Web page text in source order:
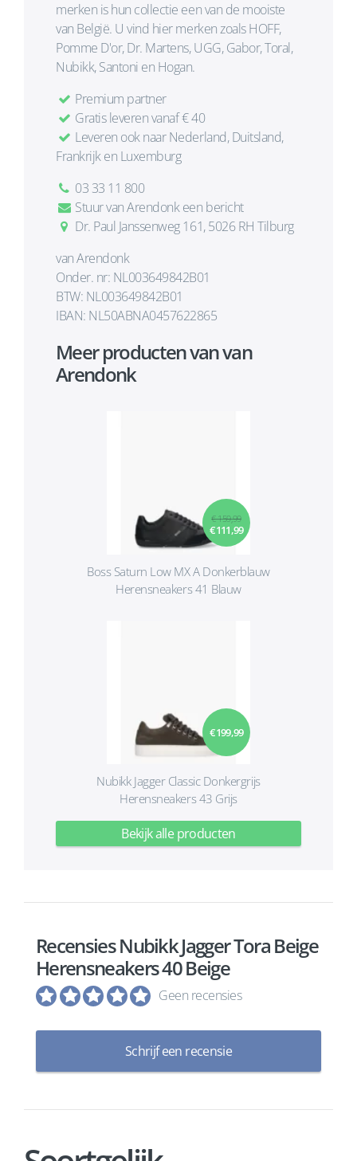
merken is hun collectie een van de mooiste
van België. U vind hier merken zoals HOFF,
Pomme D'or, Dr. Martens, UGG, Gabor, Toral,
Nubikk, Santoni en Hogan.
Premium partner
Gratis leveren vanaf € 40
Leveren ook naar Nederland, Duitsland,
Frankrijk en Luxemburg
03 33 11 800
Stuur van Arendonk een bericht
Dr. Paul Janssenweg 161, 5026 RH Tilburg
van Arendonk
Onder. nr: NL003649842B01
BTW: NL003649842B01
IBAN: NL50ABNA0457622865
Meer producten van van
Arendonk
€ 159,99
€ 111,99
Boss Saturn Low MX A Donkerblauw
Herensneakers 41 Blauw
€ 199,99
Nubikk Jagger Classic Donkergrijs
Herensneakers 43 Grijs
Bekijk alle producten
Recensies Nubikk Jagger Tora Beige
Herensneakers 40 Beige
Geen recensies
Schrijf een recensie